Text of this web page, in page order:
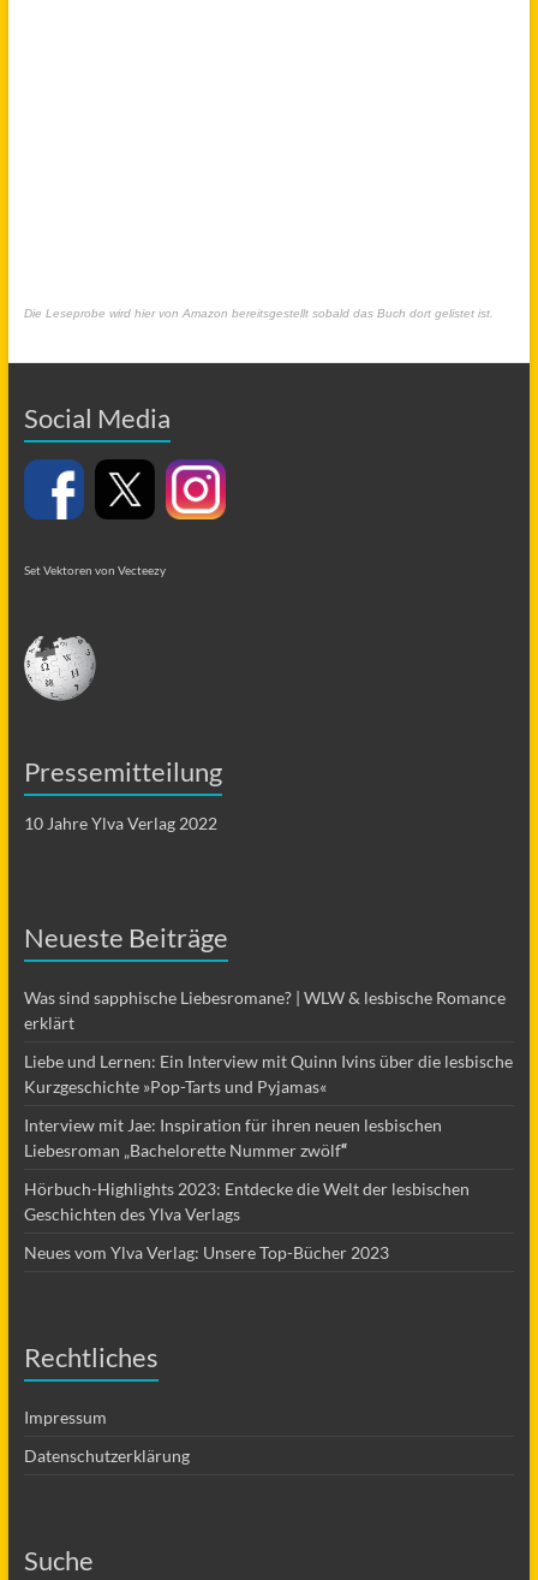
Die Leseprobe wird hier von Amazon bereitsgestellt sobald das Buch dort gelistet ist.
Social Media
Set Vektoren von Vecteezy
Pressemitteilung
10 Jahre Ylva Verlag 2022
Neueste Beiträge
Was sind sapphische Liebesromane? | WLW & lesbische Romance
erklärt
Liebe und Lernen: Ein Interview mit Quinn Ivins über die lesbische
Kurzgeschichte »Pop-Tarts und Pyjamas«
Interview mit Jae: Inspiration für ihren neuen lesbischen
Liebesroman „Bachelorette Nummer zwölf“
Hörbuch-Highlights 2023: Entdecke die Welt der lesbischen
Geschichten des Ylva Verlags
Neues vom Ylva Verlag: Unsere Top-Bücher 2023
Rechtliches
Impressum
Datenschutzerklärung
Suche